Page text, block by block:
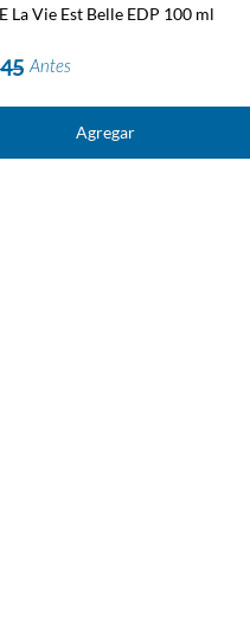
La Vie Est Belle EDP 100 ml
Antes